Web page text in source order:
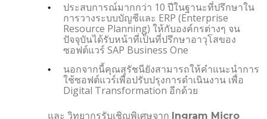
ประสบการณ์มากกว่า 10 ปีในฐานะที่ปรึกษาใน
การวางระบบบัญชีและ ERP (Enterprise
Resource Planning) ให้กับองค์กรต่างๆ จน
ปัจจุบันได้รับหน้าที่เป็นที่ปรึกษาอาวุโสของ
ซอฟต์แวร์ SAP Business One
นอกจากนี้คุณสุรัชนียังสามารถให้คำแนะนำการ
ใช้ซอฟต์แวร์เพื่อปรับปรุงการดำเนินงาน เพื่อ
Digital Transformation อีกด้วย
และ วิทยากรรับเชิญพิเศษจาก Ingram Micro